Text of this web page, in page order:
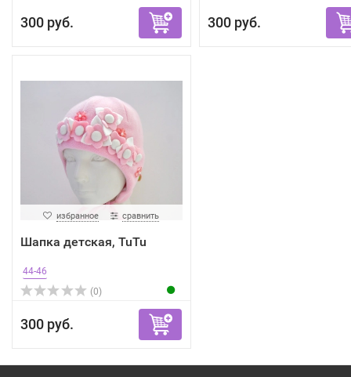
300 руб. 300 руб.
избранное сравнить
Шапка детская, TuTu
44-46
(0)
300 руб.